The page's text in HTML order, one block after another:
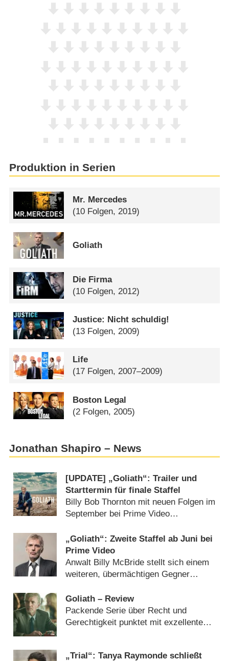
Produktion in Serien
Mr. Mercedes
(10 Folgen, 2019)
Goliath
Die Firma
(10 Folgen, 2012)
Justice: Nicht schuldig!
(13 Folgen, 2009)
Life
(17 Folgen, 2007–2009)
Boston Legal
(2 Folgen, 2005)
Jonathan Shapiro – News
[UPDATE] „Goliath“: Trailer und
Starttermin für finale Staffel
Billy Bob Thornton mit neuen Folgen im
September bei Prime Video
„Goliath“: Zweite Staffel ab Juni bei
Prime Video
Anwalt Billy McBride stellt sich einem
weiteren, übermächtigen Gegner
Goliath – Review
Packende Serie über Recht und
Gerechtigkeit punktet mit exzellentem
„Trial“: Tanya Raymonde schließt